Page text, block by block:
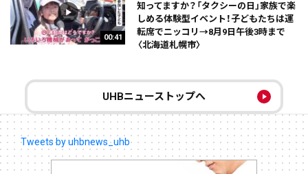
00:41
知ってますか？「タクシーの日」家族で楽
しめる体験型イベント！子どもたちは運
転席でニッコリ→8月9日午後3時まで
〈北海道札幌市〉
UHBニューストップへ
Tweets by uhbnews_uhb